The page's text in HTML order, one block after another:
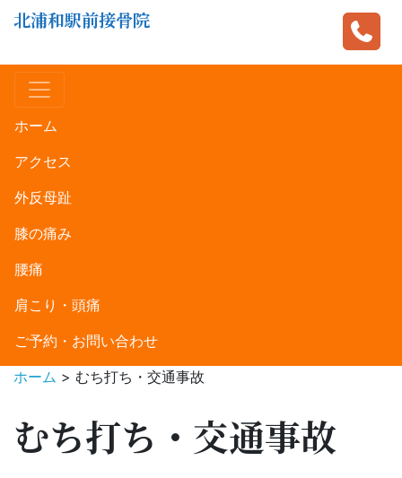
北浦和駅前接骨院
ホーム
アクセス
外反母趾
膝の痛み
腰痛
肩こり・頭痛
ご予約・お問い合わせ
ホーム > むち打ち・交通事故
むち打ち・交通事故